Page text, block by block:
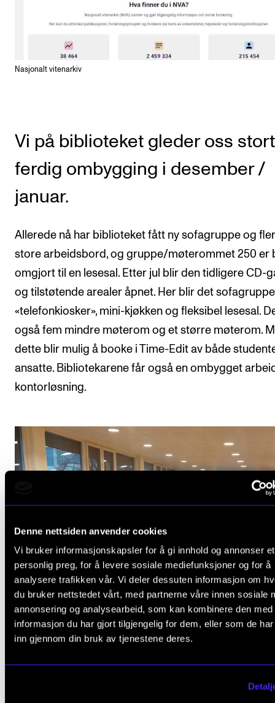
Denne nettsiden anvender cookies
Vi bruker informasjonskapsler for å gi innhold og annonser et
personlig preg, for å levere sosiale mediefunksjoner og for å
analysere trafikken vår. Vi deler dessuten informasjon om
du bruker nettstedet vårt, med partnerne våre innen sosiale
annonsering og analysearbeid, som kan kombinere den med
informasjon du har gjort tilgjengelig for dem, eller som de
inn gjennom din bruk av tjenestene deres.
Nasjonalt vitenarkiv
Vi på biblioteket gleder oss
ferdig ombygging i desember /
januar.
Allerede nå har biblioteket fått ny sofagruppe og
store arbeidsbord, og gruppe/møterommet 250 er
omgjort til en lesesal. Etter jul blir den tidligere CD-
og tilstøtende arealer åpnet. Her blir det
«telefonkiosker», mini-kjøkken og fleksibel lesesal.
også fem mindre møterom og et større møterom.
dette blir mulig å booke i Time-Edit av både
ansatte. Bibliotekarene får også en ombygget
kontorløsning.
Leseplasser i hovedarealet